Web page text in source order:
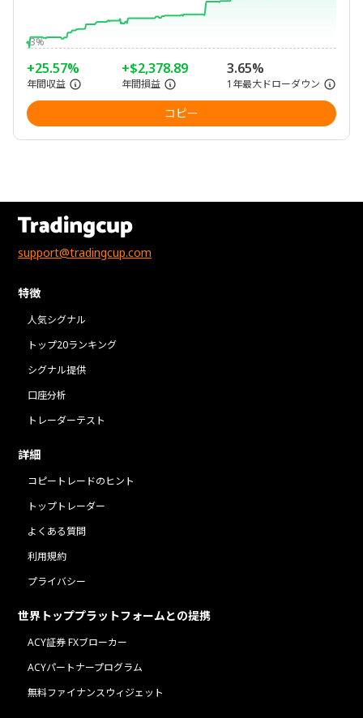
-3%
+25.57%
年間収益
+$2,378.89
年間損益
3.65%
1年最大ドローダウン
コピー
support@tradingcup.com
特徴
人気シグナル
トップ20ランキング
シグナル提供
口座分析
トレーダーテスト
詳細
コピートレードのヒント
トップトレーダー
よくある質問
利用規約
プライバシー
世界トッププラットフォームとの提携
ACY証券 FXブローカー
ACYパートナープログラム
無料ファイナンスウィジェット